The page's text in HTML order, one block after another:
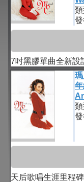
7吋黑膠單曲全新設
天后歌唱生涯里程